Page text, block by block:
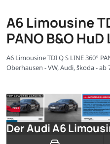
A6 Limousine
PANO B&O HuD
A6 Limousine TDI Q S LINE 360°
Oberhausen - VW, Audi, Škoda - ab
Der Audi A6